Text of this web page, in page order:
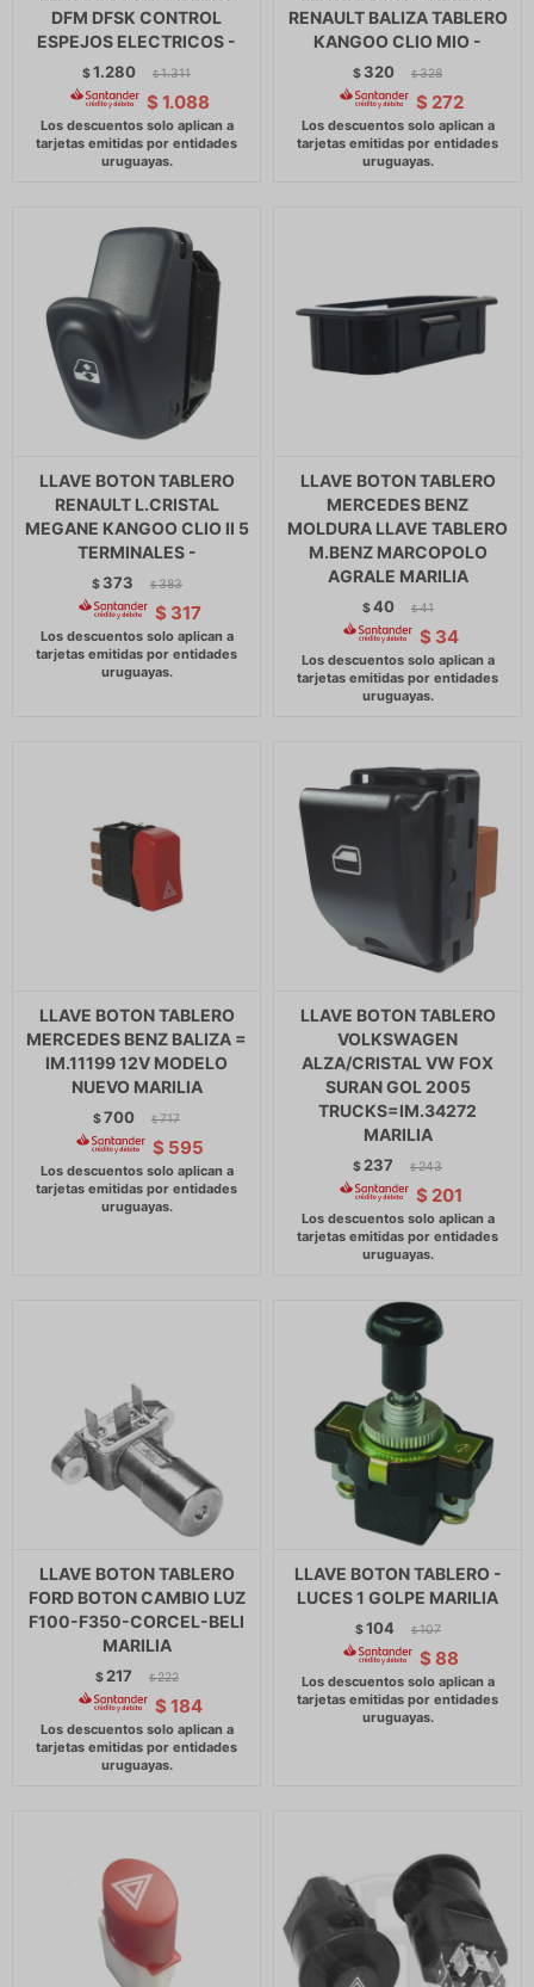
DFM DFSK CONTROL
ESPEJOS ELECTRICOS -
$1.280 $ 1.311
$ 1.088
RENAULT BALIZA TABLERO
KANGOO CLIO MIO -
$ 320 $ 328
$ 272
LLAVE BOTON TABLERO
RENAULT L.CRISTAL
MEGANE KANGOO CLIO II 5
TERMINALES -
$ 373 $ 383
$ 317
LLAVE BOTON TABLERO
MERCEDES BENZ
MOLDURA LLAVE TABLERO
M.BENZ MARCOPOLO
AGRALE MARILIA
$40 $ 41
$ 34
LLAVE BOTON TABLERO
MERCEDES BENZ BALIZA =
IM.11199 12V MODELO
NUEVO MARILIA
$700 $ 717
$ 595
LLAVE BOTON TABLERO
VOLKSWAGEN
ALZA/CRISTAL VW FOX
SURAN GOL 2005
TRUCKS=IM.34272
MARILIA
$ 237 $ 243
$ 201
LLAVE BOTON TABLERO
FORD BOTON CAMBIO LUZ
F100-F350-CORCEL-BELI
MARILIA
$ 217 $ 222
$ 184
LLAVE BOTON TABLERO -
LUCES 1 GOLPE MARILIA
$104 $ 107
$ 88